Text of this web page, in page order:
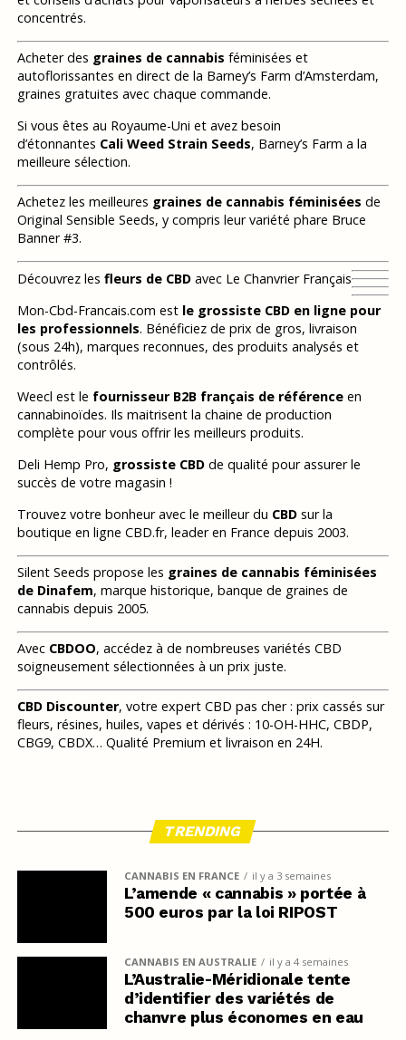
concentrés.
Acheter des graines de cannabis féminisées et
autoflorissantes en direct de la Barney’s Farm d’Amsterdam,
graines gratuites avec chaque commande.
Si vous êtes au Royaume-Uni et avez besoin
d’étonnantes Cali Weed Strain Seeds, Barney’s Farm a la
meilleure sélection.
Achetez les meilleures graines de cannabis féminisées de
Original Sensible Seeds, y compris leur variété phare Bruce
Banner #3.
Découvrez les fleurs de CBDavec Le Chanvrier Français
Mon-Cbd-Francais.com est le grossiste CBD en ligne pour
les professionnels. Bénéficiez de prix de gros, livraison
(sous 24h), marques reconnues, des produits analysés et
contrôlés.
Weecl est le fournisseur B2B français de référenceen
cannabinoïdes. Ils maitrisent la chaine de production
complète pour vous offrir les meilleurs produits.
Deli Hemp Pro, grossiste CBDde qualité pour assurer le
succès de votre magasin !
Trouvez votre bonheur avec le meilleur du CBDsur la
boutique en ligne CBD.fr, leader en France depuis 2003.
Silent Seeds propose les graines de cannabis féminisées
de Dinafem, marque historique, banque de graines de
cannabis depuis 2005.
Avec CBDOO, accédez à de nombreuses variétés CBD
soigneusement sélectionnées à un prix juste.
CBD Discounter, votre expert CBD pas cher : prix cassés sur
fleurs, résines, huiles, vapes et dérivés : 10-OH-HHC, CBDP,
CBG9, CBDX… Qualité Premium et livraison en 24H.
TRENDING
CANNABIS EN FRANCE il y a 3 semaines
L’amende « cannabis » portée à
500 euros par la loi RIPOST
CANNABIS EN AUSTRALIE il y a 4 semaines
L’Australie-Méridionale tente
d’identifier des variétés de
chanvre plus économes en eau